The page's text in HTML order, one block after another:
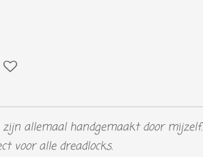
allemaal handgemaakt door mijzelf.
voor alle dreadlocks.